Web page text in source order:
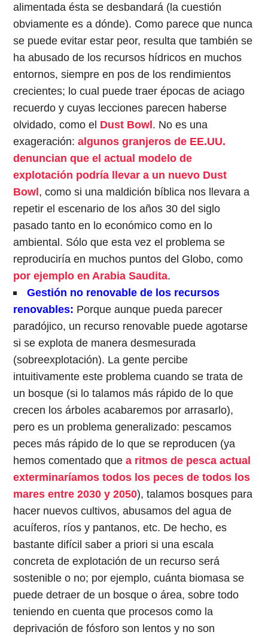
alimentada ésta se desbandará (la cuestión
obviamente es a dónde). Como parece que nunca
se puede evitar estar peor, resulta que también se
ha abusado de los recursos hídricos en muchos
entornos, siempre en pos de los rendimientos
crecientes; lo cual puede traer épocas de aciago
recuerdo y cuyas lecciones parecen haberse
olvidado, como el Dust Bowl. No es una
exageración:algunos granjeros de EE.UU.
denuncian que el actual modelo de
explotación podría llevar a un nuevo Dust
Bowl, como si una maldición bíblica nos llevara a
repetir el escenario de los años 30 del siglo
pasado tanto en lo económico como en lo
ambiental. Sólo que esta vez el problema se
reproduciría en muchos puntos del Globo, como
por ejemplo en Arabia Saudita.
Gestión no renovable de los recursos
renovables: Porque aunque pueda parecer
paradójico, un recurso renovable puede agotarse
si se explota de manera desmesurada
(sobreexplotación). La gente percibe
intuitivamente este problema cuando se trata de
un bosque (si lo talamos más rápido de lo que
crecen los árboles acabaremos por arrasarlo),
pero es un problema generalizado: pescamos
peces más rápido de lo que se reproducen (ya
hemos comentado quea ritmos de pesca actual
exterminaríamos todos los peces de todos los
mares entre 2030 y 2050), talamos bosques para
hacer nuevos cultivos, abusamos del agua de
acuíferos, ríos y pantanos, etc. De hecho, es
bastante difícil saber a priori si una escala
concreta de explotación de un recurso será
sostenible o no; por ejemplo, cuánta biomasa se
puede detraer de un bosque o área, sobre todo
teniendo en cuenta que procesos como la
deprivación de fósforo son lentos y no son